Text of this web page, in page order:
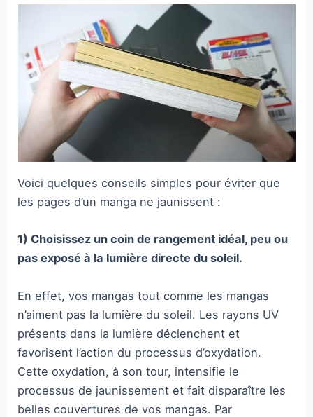
Voici quelques conseils simples pour éviter que
les pages d’un manga ne jaunissent :
1) Choisissez un coin de rangement idéal, peu ou
pas exposé à la lumière directe du soleil.
En effet, vos mangas tout comme les mangas
n’aiment pas la lumière du soleil. Les rayons UV
présents dans la lumière déclenchent et
favorisent l’action du processus d’oxydation.
Cette oxydation, à son tour, intensifie le
processus de jaunissement et fait disparaître les
belles couvertures de vos mangas. Par